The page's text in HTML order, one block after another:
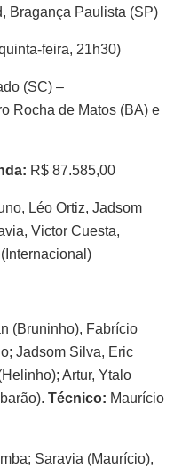
Bragança Paulista (SP)
feira, 21h30)
(SC) –
Rocha de Matos (BA) e
R$ 87.585,00
Léo Ortiz, Jadsom
Victor Cuesta,
(Bruninho), Fabrício
Jadsom Silva, Eric
Artur, Ytalo
Técnico: Maurício
Saravia (Maurício),